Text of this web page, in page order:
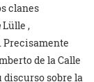
clanes
Lülle ,
Precisamente
de la Calle
discurso sobre la